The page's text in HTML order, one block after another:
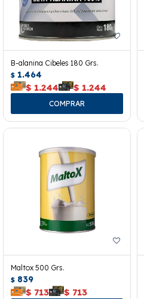
B-alanina Cibeles 180 Grs.
$ 1.464
$ 1.244 $ 1.244
Maltox 500 Grs.
$ 839
$ 713 $ 713